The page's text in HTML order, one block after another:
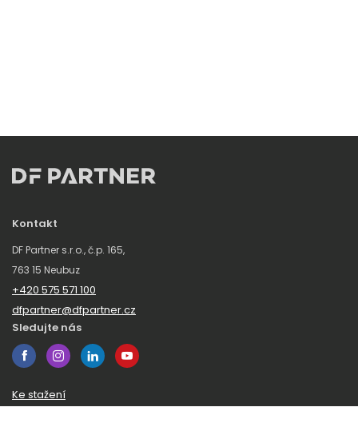
Kontakt
DF Partner s.r.o., č.p. 165,
763 15 Neubuz
+420 575 571 100
dfpartner@dfpartner.cz
Sledujte nás
Ke stažení